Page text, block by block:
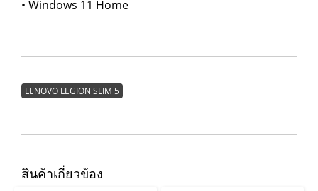
• Windows 11 Home
LENOVO LEGION SLIM 5
สินค้าเกี่ยวข้อง